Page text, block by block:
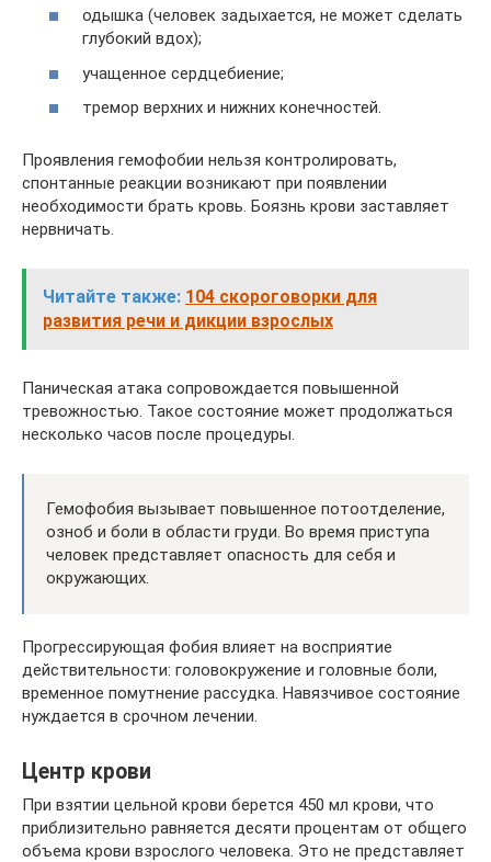
одышка (человек задыхается, не может сделать
глубокий вдох);
учащенное сердцебиение;
тремор верхних и нижних конечностей.
Проявления гемофобии нельзя контролировать,
спонтанные реакции возникают при появлении
необходимости брать кровь. Боязнь крови заставляет
нервничать.
Читайте также: 104 скороговорки для
развития речи и дикции взрослых
Паническая атака сопровождается повышенной
тревожностью. Такое состояние может продолжаться
несколько часов после процедуры.
Гемофобия вызывает повышенное потоотделение,
озноб и боли в области груди. Во время приступа
человек представляет опасность для себя и
окружающих.
Прогрессирующая фобия влияет на восприятие
действительности: головокружение и головные боли,
временное помутнение рассудка. Навязчивое состояние
нуждается в срочном лечении.
Центр крови
При взятии цельной крови берется 450 мл крови, что
приблизительно равняется десяти процентам от общего
объема крови взрослого человека. Это не представляет